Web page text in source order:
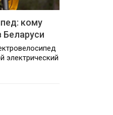
кому
Беларуси
электрический